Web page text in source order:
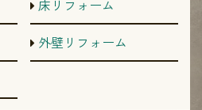
床リフォーム
外壁リフォーム